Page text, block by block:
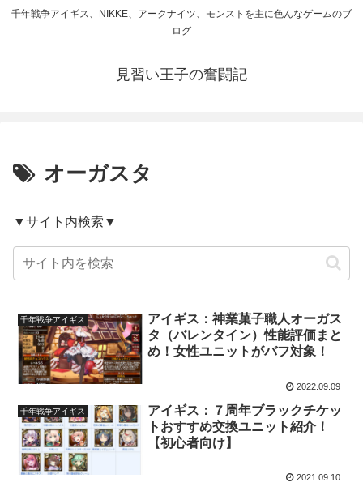
千年戦争アイギス、NIKKE、アークナイツ、モンストを主に色んなゲームのブ
ログ
見習い王子の奮闘記
オーガスタ
▼サイト内検索▼
千年戦争アイギス
アイギス：神業菓子職人オーガス
タ（バレンタイン）性能評価まと
め！女性ユニットがバフ対象！
2022.09.09
千年戦争アイギス
アイギス：７周年ブラックチケッ
トおすすめ交換ユニット紹介！
【初心者向け】
2021.09.10